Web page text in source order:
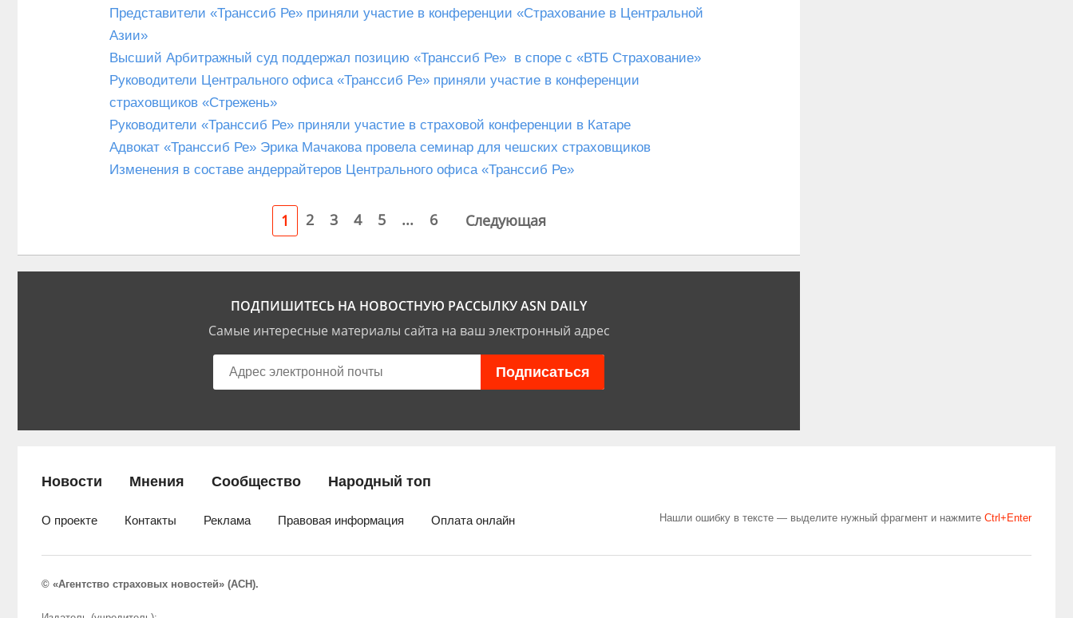
Представители «Транссиб Ре» приняли участие в конференции «Страхование в Центральной
Азии»
Высший Арбитражный суд поддержал позицию «Транссиб Ре» в споре с «ВТБ Страхование»
Руководители Центрального офиса «Транссиб Ре» приняли участие в конференции
страховщиков «Стрежень»
Руководители «Транссиб Ре» приняли участие в страховой конференции в Катаре
Адвокат «Транссиб Ре» Эрика Мачакова провела семинар для чешских страховщиков
Изменения в составе андеррайтеров Центрального офиса «Транссиб Ре»
1 2 3 4 5 ... 6 Следующая
ПОДПИШИТЕСЬ НА НОВОСТНУЮ РАССЫЛКУ ASN DAILY
Самые интересные материалы сайта на ваш электронный адрес
Новости Мнения Сообщество Народный топ
О проекте Контакты Реклама Правовая информация Оплата онлайн Нашли ошибку в тексте — выделите нужный фрагмент и нажмите Сtrl+Enter
© «Агентство страховых новостей» (АСН).